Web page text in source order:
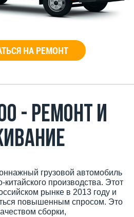
НА РЕМОНТ
- ремонт и
грузовой автомобиль
китайского производства. Этот
рынке в 2013 году и
повышенным спросом. Это
сборки,